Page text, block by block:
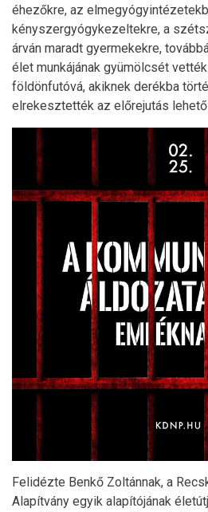
éhezőkre, az
kényszergyógykezeltekre, a
árván maradt gyermekekre,
élet munkájának gyümölcsét
földönfutóvá, akiknek derékba
elrekesztették az előrejutás
Felidézte Benkő Zoltánnak, a
Alapítvány egyik alapítójának